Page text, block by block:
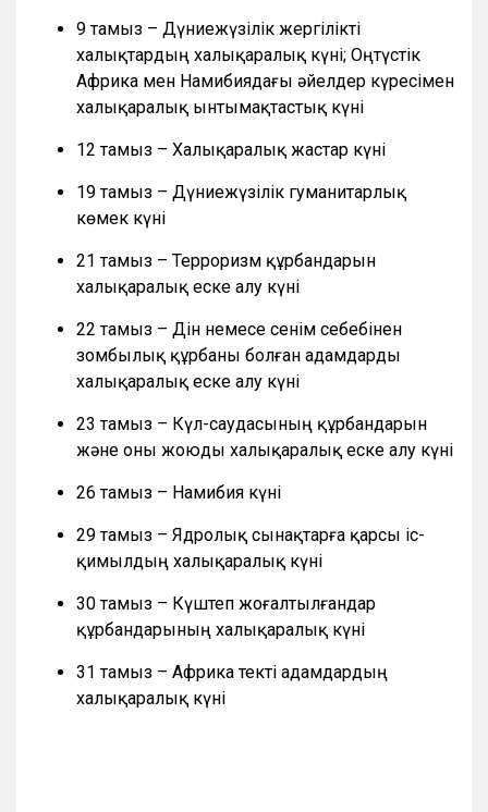
9 тамыз – Дүниежүзілік жергілікті
халықтардың халықаралық күні; Оңтүстік
Африка мен Намибиядағы әйелдер күресімен
халықаралық ынтымақтастық күні
12 тамыз – Халықаралық жастар күні
19 тамыз – Дүниежүзілік гуманитарлық
көмек күні
21 тамыз – Терроризм құрбандарын
халықаралық еске алу күні
22 тамыз – Дін немесе сенім себебінен
зомбылық құрбаны болған адамдарды
халықаралық еске алу күні
23 тамыз – Күл-саудасының құрбандарын
және оны жоюды халықаралық еске алу күні
26 тамыз – Намибия күні
29 тамыз – Ядролық сынақтарға қарсы іс-
қимылдың халықаралық күні
30 тамыз – Күштеп жоғалтылғандар
құрбандарының халықаралық күні
31 тамыз – Африка текті адамдардың
халықаралық күні